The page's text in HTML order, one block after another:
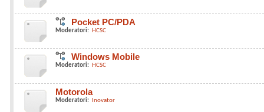
Pocket PC/PDA
Moderatori: HCSC
Windows Mobile
Moderatori: HCSC
Motorola
Moderatori: Inovator